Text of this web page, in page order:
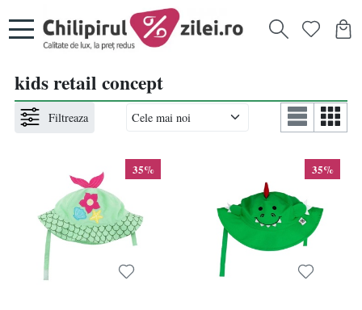
kids retail concept
Filtreaza
35% 35%